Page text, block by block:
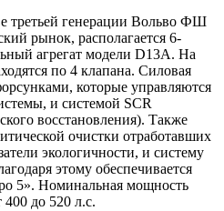
третьей генерации Вольво ФШ
рынок, располагается 6-
агрегат модели D13A. На
по 4 клапана. Силовая
которые управляются
и системой SCR
восстановления). Также
очистки отработавших
экологичности, и систему
этому обеспечивается
5». Номинальная мощность
400 до 520 л.с.